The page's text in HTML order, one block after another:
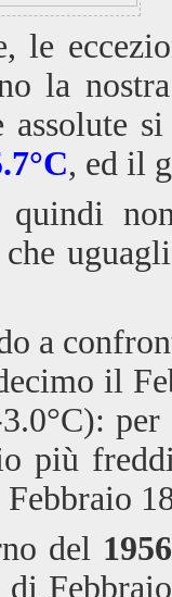
le
la
assolute
, ed il
quindi
a
il
più
del
di